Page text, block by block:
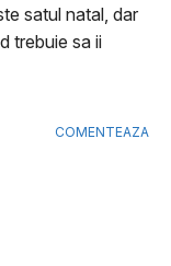
satul natal, dar
trebuie sa ii
COMENTEAZA